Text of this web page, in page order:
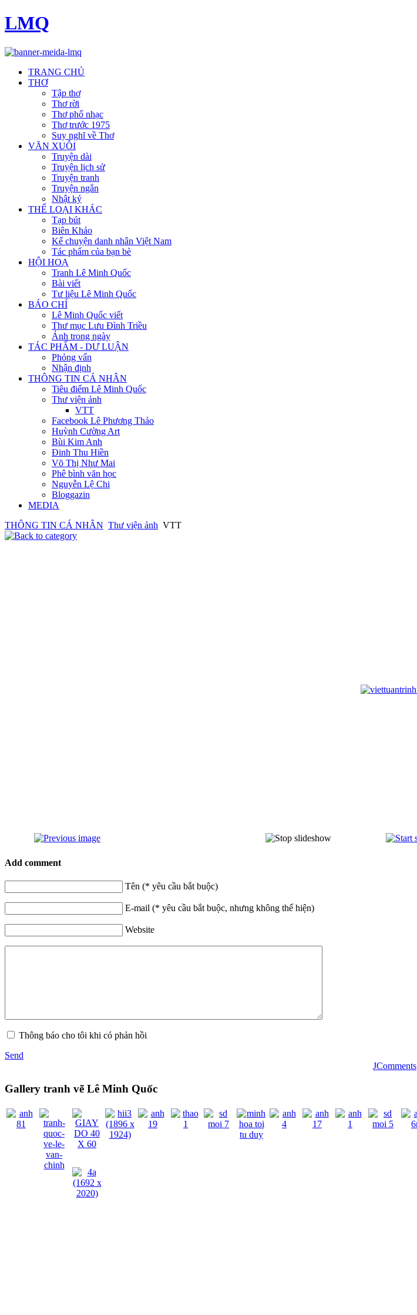
LMQ
TRANG CHỦ
THƠ
Tập thơ
Thơ rời
Thơ phổ nhạc
Thơ trước 1975
Suy nghĩ về Thơ
VĂN XUÔI
Truyện dài
Truyện lịch sử
Truyện tranh
Truyện ngắn
Nhật ký
THỂ LOẠI KHÁC
Tạp bút
Biên Khảo
Kể chuyện danh nhân Việt Nam
Tác phẩm của bạn bè
HỘI HOẠ
Tranh Lê Minh Quốc
Bài viết
Tư liệu Lê Minh Quốc
BÁO CHÍ
Lê Minh Quốc viết
Thư mục Lưu Đình Triều
Ảnh trong ngày
TÁC PHẨM - DƯ LUẬN
Phỏng vấn
Nhận định
THÔNG TIN CÁ NHÂN
Tiêu điểm Lê Minh Quốc
Thư viện ảnh
VTT
Facebook Lê Phương Thảo
Huỳnh Cường Art
Bùi Kim Anh
Đinh Thu Hiền
Võ Thị Như Mai
Phê bình văn học
Nguyễn Lệ Chi
Bloggazin
MEDIA
THÔNG TIN CÁ NHÂN Thư viện ảnh VTT
Add comment
Tên (* yêu cầu bắt buộc)
E-mail (* yêu cầu bắt buộc, nhưng không thể hiện)
Website
Thông báo cho tôi khi có phản hồi
Send
JComments
Gallery tranh vẽ Lê Minh Quốc